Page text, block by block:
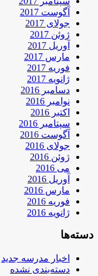
آگوست 2017
جولای 2017
ژوئن 2017
آوریل 2017
مارس 2017
فوریه 2017
ژانویه 2017
دسامبر 2016
نوامبر 2016
اکتبر 2016
سپتامبر 2016
آگوست 2016
جولای 2016
ژوئن 2016
می 2016
آوریل 2016
مارس 2016
فوریه 2016
ژانویه 2016
دسته‌ها
اخبار مدرسه جدید
دسته‌بندی نشده